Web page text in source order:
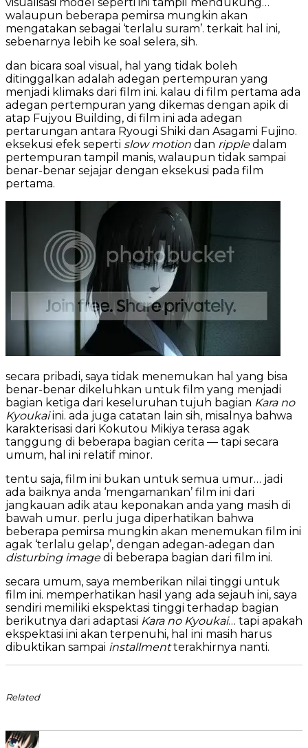
walaupun beberapa pemirsa mungkin akan
mengatakan sebagai ‘terlalu suram’. terkait hal ini,
sebenarnya lebih ke soal selera, sih.
dan bicara soal visual, hal yang tidak boleh
ditinggalkan adalah adegan pertempuran yang
menjadi klimaks dari film ini. kalau di film pertama ada
adegan pertempuran yang dikemas dengan apik di
atap Fujyou Building, di film ini ada adegan
pertarungan antara Ryougi Shiki dan Asagami Fujino.
eksekusi efek seperti slow motion dan rippledalam
pertempuran tampil manis, walaupun tidak sampai
benar-benar sejajar dengan eksekusi pada film
pertama.
secara pribadi, saya tidak menemukan hal yang bisa
benar-benar dikeluhkan untuk film yang menjadi
bagian ketiga dari keseluruhan tujuh bagian Kara no
Kyoukaiini. ada juga catatan lain sih, misalnya bahwa
karakterisasi dari Kokutou Mikiya terasa agak
tanggung di beberapa bagian cerita — tapi secara
umum, hal ini relatif minor.
tentu saja, film ini bukan untuk semua umur… jadi
ada baiknya anda ‘mengamankan’ film ini dari
jangkauan adik atau keponakan anda yang masih di
bawah umur. perlu juga diperhatikan bahwa
beberapa pemirsa mungkin akan menemukan film ini
agak ‘terlalu gelap’, dengan adegan-adegan dan
disturbing imagedi beberapa bagian dari film ini.
secara umum, saya memberikan nilai tinggi untuk
film ini. memperhatikan hasil yang ada sejauh ini, saya
sendiri memiliki ekspektasi tinggi terhadap bagian
berikutnya dari adaptasi Kara no Kyoukai… tapi apakah
ekspektasi ini akan terpenuhi, hal ini masih harus
dibuktikan sampai installmentterakhirnya nanti.
Related